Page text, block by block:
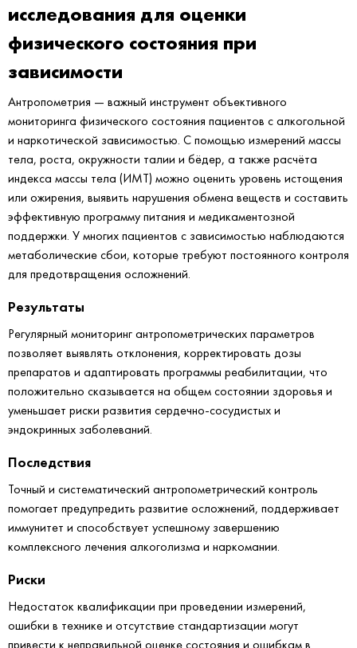
исследования для оценки
физического состояния при
зависимости
Антропометрия — важный инструмент объективного
мониторинга физического состояния пациентов с алкогольной
и наркотической зависимостью. С помощью измерений массы
тела, роста, окружности талии и бёдер, а также расчёта
индекса массы тела (ИМТ) можно оценить уровень истощения
или ожирения, выявить нарушения обмена веществ и составить
эффективную программу питания и медикаментозной
поддержки. У многих пациентов с зависимостью наблюдаются
метаболические сбои, которые требуют постоянного контроля
для предотвращения осложнений.
Результаты
Регулярный мониторинг антропометрических параметров
позволяет выявлять отклонения, корректировать дозы
препаратов и адаптировать программы реабилитации, что
положительно сказывается на общем состоянии здоровья и
уменьшает риски развития сердечно-сосудистых и
эндокринных заболеваний.
Последствия
Точный и систематический антропометрический контроль
помогает предупредить развитие осложнений, поддерживает
иммунитет и способствует успешному завершению
комплексного лечения алкоголизма и наркомании.
Риски
Недостаток квалификации при проведении измерений,
ошибки в технике и отсутствие стандартизации могут
привести к неправильной оценке состояния и ошибкам в